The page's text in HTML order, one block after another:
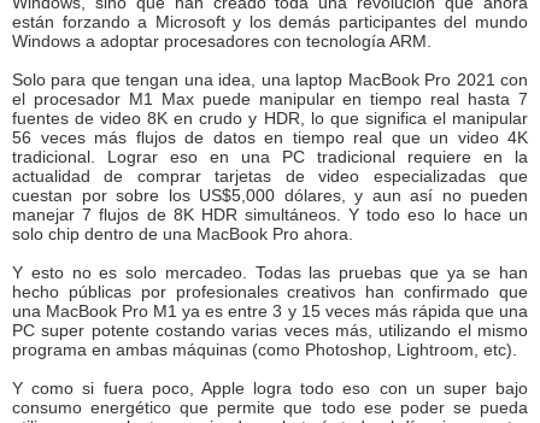
están forzando a Microsoft y los demás participantes del mundo
Windows a adoptar procesadores con tecnología ARM.
Solo para que tengan una idea, una laptop MacBook Pro 2021 con
el procesador M1 Max puede manipular en tiempo real hasta 7
fuentes de video 8K en crudo y HDR, lo que significa el manipular
56 veces más flujos de datos en tiempo real que un video 4K
tradicional. Lograr eso en una PC tradicional requiere en la
actualidad de comprar tarjetas de video especializadas que
cuestan por sobre los US$5,000 dólares, y aun así no pueden
manejar 7 flujos de 8K HDR simultáneos. Y todo eso lo hace un
solo chip dentro de una MacBook Pro ahora.
Y esto no es solo mercadeo. Todas las pruebas que ya se han
hecho públicas por profesionales creativos han confirmado que
una MacBook Pro M1 ya es entre 3 y 15 veces más rápida que una
PC super potente costando varias veces más, utilizando el mismo
programa en ambas máquinas (como Photoshop, Lightroom, etc).
Y como si fuera poco, Apple logra todo eso con un super bajo
consumo energético que permite que todo ese poder se pueda